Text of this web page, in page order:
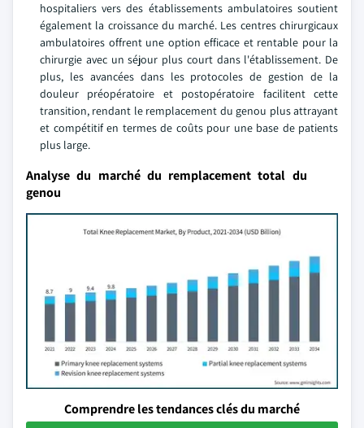
hospitaliers vers des établissements ambulatoires soutient
également la croissance du marché. Les centres chirurgicaux
ambulatoires offrent une option efficace et rentable pour la
chirurgie avec un séjour plus court dans l'établissement. De
plus, les avancées dans les protocoles de gestion de la
douleur préopératoire et postopératoire facilitent cette
transition, rendant le remplacement du genou plus attrayant
et compétitif en termes de coûts pour une base de patients
plus large.
Analyse du marché du remplacement total du
genou
Comprendre les tendances clés du marché